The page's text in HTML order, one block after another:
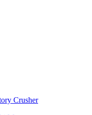
Crusher